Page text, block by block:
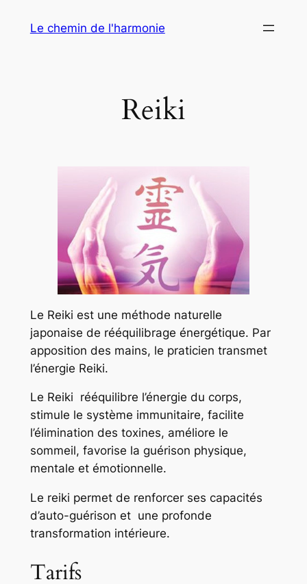
Le chemin de l'harmonie
Reiki
Le Reiki est une méthode naturelle
japonaise de rééquilibrage énergétique. Par
apposition des mains, le praticien transmet
l’énergie Reiki.
Le Reiki rééquilibre l’énergie du corps,
stimule le système immunitaire, facilite
l’élimination des toxines, améliore le
sommeil, favorise la guérison physique,
mentale et émotionnelle.
Le reiki permet de renforcer ses capacités
d’auto-guérison et une profonde
transformation intérieure.
Tarifs